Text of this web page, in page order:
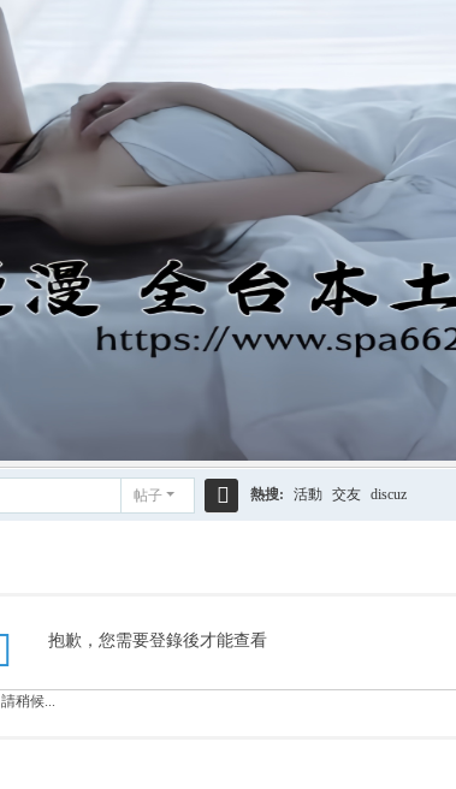
帖子 熱搜: 活動 交友 discuz
抱歉，您需要登錄後才能查看
請稍候...